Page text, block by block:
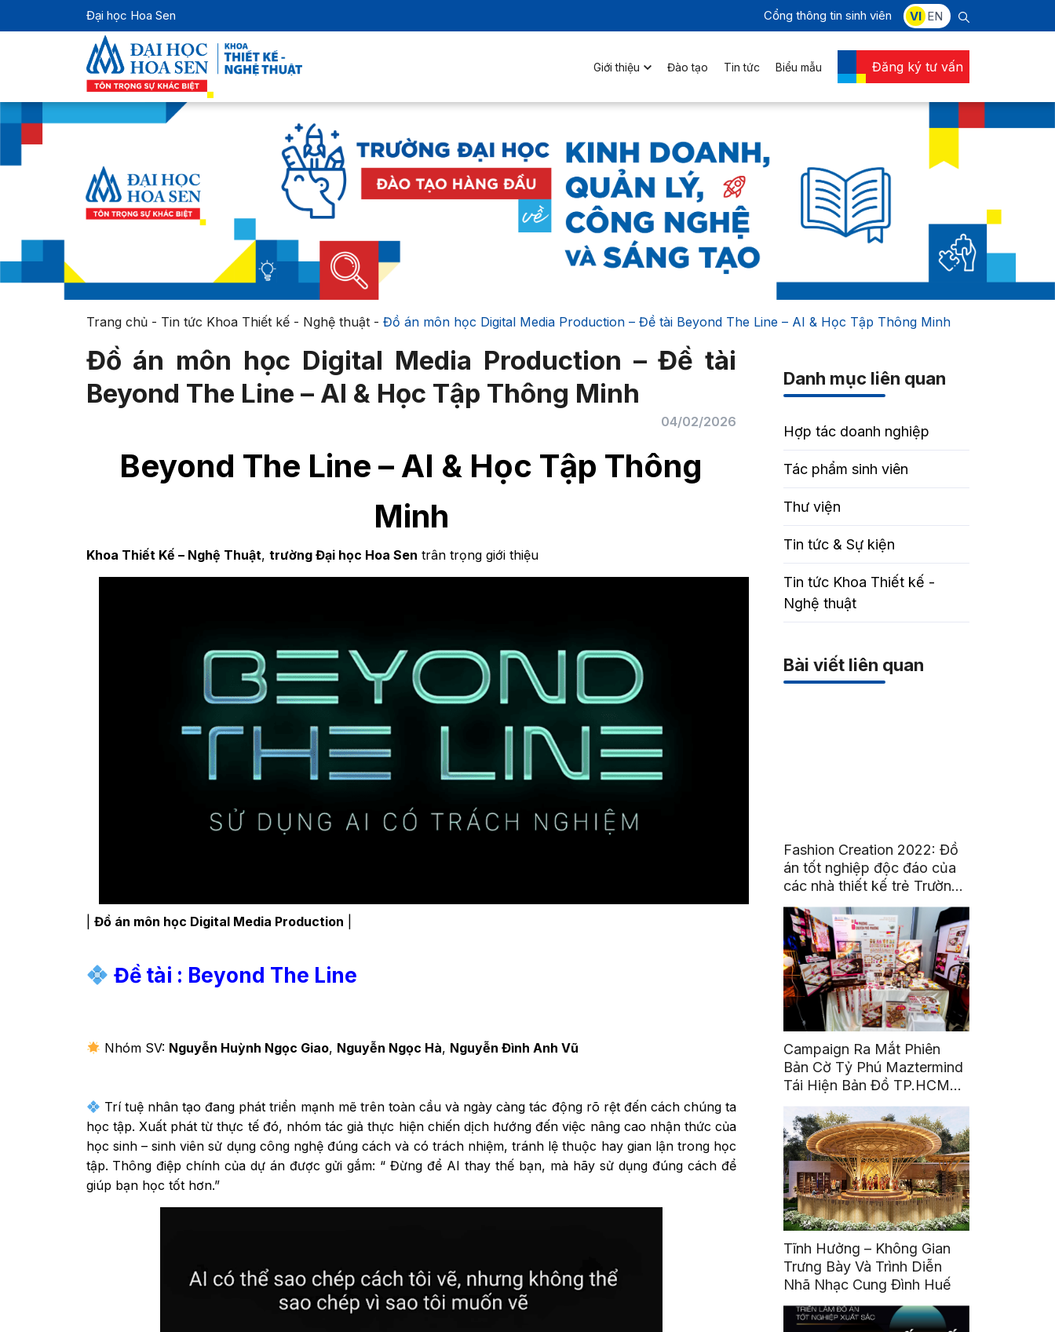
Đại học Hoa Sen Cổng thông tin sinh viên VI EN
Giới thiệu Đào tạo Tin tức Biểu mẫu Đăng ký tư vấn
Trang chủ- Tin tức Khoa Thiết kế - Nghệ thuật- Đồ án môn học Digital Media Production – Đề tài Beyond The Line – AI & Học Tập Thông Minh
Đồ án môn học Digital Media Production – Đề tài
Beyond The Line – AI & Học Tập Thông Minh
04/02/2026
Beyond The Line – AI & Học Tập Thông
Minh
Khoa Thiết Kế – Nghệ Thuật, trường Đại học Hoa Sen trân trọng giới thiệu
Đồ án môn học Digital Media Production
Đề tài : Beyond The Line
Nhóm SV: Nguyễn Huỳnh Ngọc Giao, Nguyễn Ngọc Hà, Nguyễn Đình Anh Vũ
Trí tuệ nhân tạo đang phát triển mạnh mẽ trên toàn cầu và ngày càng tác động rõ rệt đến cách chúng ta
học tập. Xuất phát từ thực tế đó, nhóm tác giả thực hiện chiến dịch hướng đến việc nâng cao nhận thức của
học sinh – sinh viên sử dụng công nghệ đúng cách và có trách nhiệm, tránh lệ thuộc hay gian lận trong học
tập. Thông điệp chính của dự án được gửi gắm: “ Đừng để AI thay thế bạn, mà hãy sử dụng đúng cách để
giúp bạn học tốt hơn.”
Danh mục liên quan
Hợp tác doanh nghiệp
Tác phẩm sinh viên
Thư viện
Tin tức & Sự kiện
Tin tức Khoa Thiết kế -
Nghệ thuật
Bài viết liên quan
Fashion Creation 2022: Đồ
án tốt nghiệp độc đáo của
các nhà thiết kế trẻ Trường
Đại Học Hoa Sen
Campaign Ra Mắt Phiên
Bản Cờ Tỷ Phú Maztermind
Tái Hiện Bản Đồ TP.HCM
Sau Sáp Nhập
Tĩnh Hưởng – Không Gian
Trưng Bày Và Trình Diễn
Nhã Nhạc Cung Đình Huế